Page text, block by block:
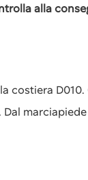
alla
costiera